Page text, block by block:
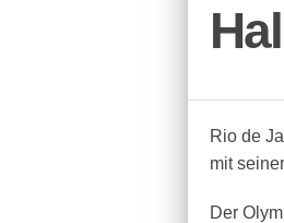
Rio de
mit
Der